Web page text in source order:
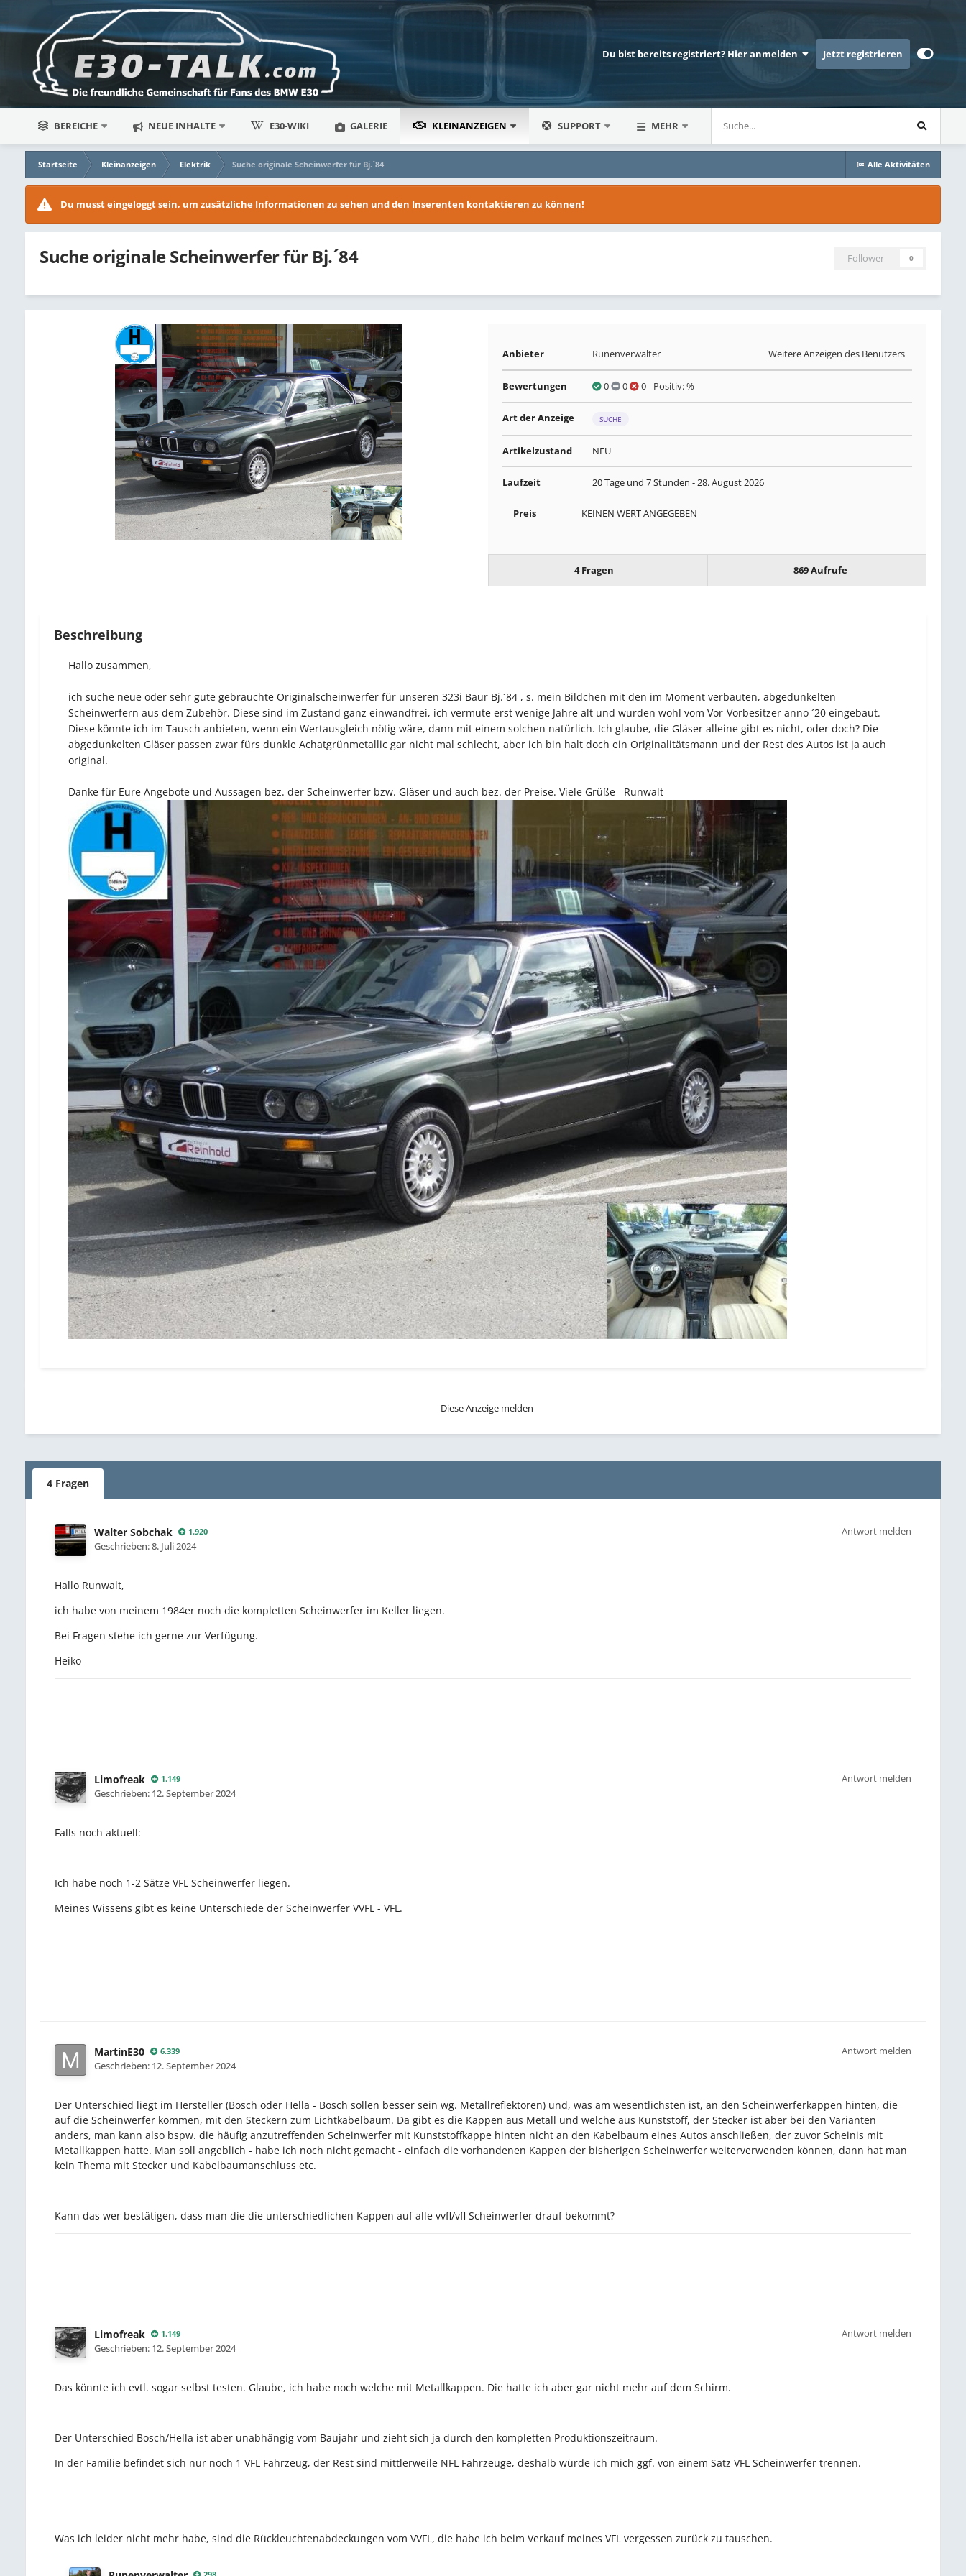
Du bist bereits registriert? Hier anmelden Jetzt registrieren
BEREICHE NEUE INHALTE E30-WIKI GALERIE KLEINANZEIGEN SUPPORT MEHR
Alle Aktivitäten
Startseite Kleinanzeigen Elektrik Suche originale Scheinwerfer für Bj.´84
Du musst eingeloggt sein, um zusätzliche Informationen zu sehen und den Inserenten kontaktieren zu können!
Follower 0
Suche originale Scheinwerfer für Bj.´84
Anbieter Runenverwalter Weitere Anzeigen des Benutzers
Bewertungen 0 0 0- Positiv: %
Art der Anzeige SUCHE
Artikelzustand NEU
Laufzeit 20 Tage und 7 Stunden - 28. August 2026
Preis KEINEN WERT ANGEGEBEN
4 Fragen 869 Aufrufe
Beschreibung
Hallo zusammen,
ich suche neue oder sehr gute gebrauchte Originalscheinwerfer für unseren 323i Baur Bj.´84 , s. mein Bildchen mit den im Moment verbauten, abgedunkelten
Scheinwerfern aus dem Zubehör. Diese sind im Zustand ganz einwandfrei, ich vermute erst wenige Jahre alt und wurden wohl vom Vor-Vorbesitzer anno ´20 eingebaut.
Diese könnte ich im Tausch anbieten, wenn ein Wertausgleich nötig wäre, dann mit einem solchen natürlich. Ich glaube, die Gläser alleine gibt es nicht, oder doch? Die
abgedunkelten Gläser passen zwar fürs dunkle Achatgrünmetallic gar nicht mal schlecht, aber ich bin halt doch ein Originalitätsmann und der Rest des Autos ist ja auch
original.
Danke für Eure Angebote und Aussagen bez. der Scheinwerfer bzw. Gläser und auch bez. der Preise. Viele Grüße Runwalt
Diese Anzeige melden
4 Fragen
Antwort melden
Walter Sobchak 1.920
Geschrieben:8. Juli 2024
Hallo Runwalt,
ich habe von meinem 1984er noch die kompletten Scheinwerfer im Keller liegen.
Bei Fragen stehe ich gerne zur Verfügung.
Heiko
Antwort melden
Limofreak 1.149
Geschrieben: 12. September 2024
Falls noch aktuell:
Ich habe noch 1-2 Sätze VFL Scheinwerfer liegen.
Meines Wissens gibt es keine Unterschiede der Scheinwerfer VVFL - VFL.
Antwort melden
MartinE30 6.339
Geschrieben: 12. September 2024
Der Unterschied liegt im Hersteller (Bosch oder Hella - Bosch sollen besser sein wg. Metallreflektoren) und, was am wesentlichsten ist, an den Scheinwerferkappen hinten, die
auf die Scheinwerfer kommen, mit den Steckern zum Lichtkabelbaum. Da gibt es die Kappen aus Metall und welche aus Kunststoff, der Stecker ist aber bei den Varianten
anders, man kann also bspw. die häufig anzutreffenden Scheinwerfer mit Kunststoffkappe hinten nicht an den Kabelbaum eines Autos anschließen, der zuvor Scheinis mit
Metallkappen hatte. Man soll angeblich - habe ich noch nicht gemacht - einfach die vorhandenen Kappen der bisherigen Scheinwerfer weiterverwenden können, dann hat man
kein Thema mit Stecker und Kabelbaumanschluss etc.
Kann das wer bestätigen, dass man die die unterschiedlichen Kappen auf alle vvfl/vfl Scheinwerfer drauf bekommt?
Antwort melden
Limofreak 1.149
Geschrieben: 12. September 2024
Das könnte ich evtl. sogar selbst testen. Glaube, ich habe noch welche mit Metallkappen. Die hatte ich aber gar nicht mehr auf dem Schirm.
Der Unterschied Bosch/Hella ist aber unabhängig vom Baujahr und zieht sich ja durch den kompletten Produktionszeitraum.
In der Familie befindet sich nur noch 1 VFL Fahrzeug, der Rest sind mittlerweile NFL Fahrzeuge, deshalb würde ich mich ggf. von einem Satz VFL Scheinwerfer trennen.
Was ich leider nicht mehr habe, sind die Rückleuchtenabdeckungen vom VVFL, die habe ich beim Verkauf meines VFL vergessen zurück zu tauschen.